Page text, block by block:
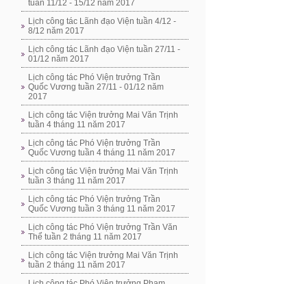
tuần 11/12 - 15/12 năm 2017
Lịch công tác Lãnh đạo Viện tuần 4/12 -
8/12 năm 2017
Lịch công tác Lãnh đạo Viện tuần 27/11 -
01/12 năm 2017
Lịch công tác Phó Viện trưởng Trần
Quốc Vương tuần 27/11 - 01/12 năm
2017
Lịch công tác Viện trưởng Mai Văn Trịnh
tuần 4 tháng 11 năm 2017
Lịch công tác Phó Viện trưởng Trần
Quốc Vương tuần 4 tháng 11 năm 2017
Lịch công tác Viện trưởng Mai Văn Trịnh
tuần 3 tháng 11 năm 2017
Lịch công tác Phó Viện trưởng Trần
Quốc Vương tuần 3 tháng 11 năm 2017
Lịch công tác Phó Viện trưởng Trần Văn
Thể tuần 2 tháng 11 năm 2017
Lịch công tác Viện trưởng Mai Văn Trịnh
tuần 2 tháng 11 năm 2017